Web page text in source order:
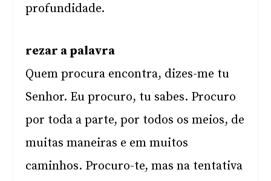
profundidade.
rezar a palavra
Quem procura encontra, dizes-me tu
Senhor. Eu procuro, tu sabes. Procuro
por toda a parte, por todos os meios, de
muitas maneiras e em muitos
caminhos. Procuro-te, mas na tentativa